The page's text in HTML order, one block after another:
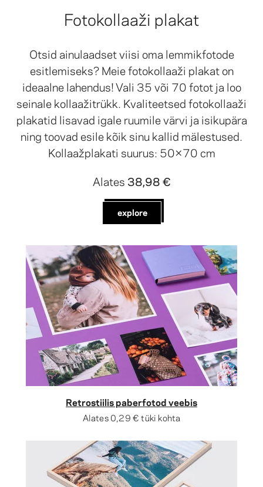
Fotokollaaži plakat
Otsid ainulaadset viisi oma lemmikfotode
esitlemiseks? Meie fotokollaaži plakat on
ideaalne lahendus! Vali 35 või 70 fotot ja loo
seinale kollaažitrükk. Kvaliteetsed fotokollaaži
plakatid lisavad igale ruumile värvi ja isikupära
ning toovad esile kõik sinu kallid mälestused.
Kollaažplakati suurus: 50×70 cm
Alates 38,98 €
explore
Retrostiilis paberfotod veebis
Alates0,29 €tüki kohta